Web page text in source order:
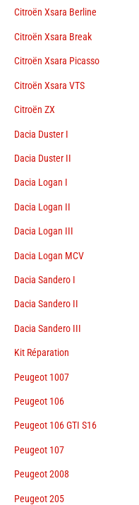
Citroën Xsara Berline
Citroën Xsara Break
Citroën Xsara Picasso
Citroën Xsara VTS
Citroën ZX
Dacia Duster I
Dacia Duster II
Dacia Logan I
Dacia Logan II
Dacia Logan III
Dacia Logan MCV
Dacia Sandero I
Dacia Sandero II
Dacia Sandero III
Kit Réparation
Peugeot 1007
Peugeot 106
Peugeot 106 GTI S16
Peugeot 107
Peugeot 2008
Peugeot 205